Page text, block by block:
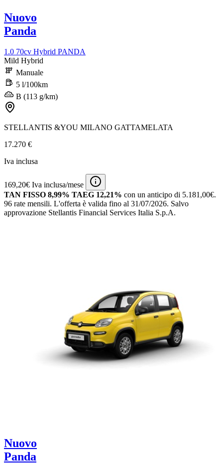
Nuovo
Panda
1.0 70cv Hybrid PANDA
Mild Hybrid
Manuale
5 l/100km
B (113 g/km)
STELLANTIS &YOU MILANO GATTAMELATA
17.270 €
Iva inclusa
169,20€ Iva inclusa/mese
TAN FISSO 8,99% TAEG 12,21% con un anticipo di 5.181,00€.
96 rate mensili. L'offerta è valida fino al 31/07/2026. Salvo
approvazione Stellantis Financial Services Italia S.p.A.
Nuovo
Panda